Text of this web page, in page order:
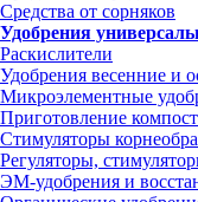
Средства от сорняков
Удобрения
Раскислители
Удобрения весенние и
Микроэлементные
Приготовление
Стимуляторы
Регуляторы,
ЭМ-удобрения и